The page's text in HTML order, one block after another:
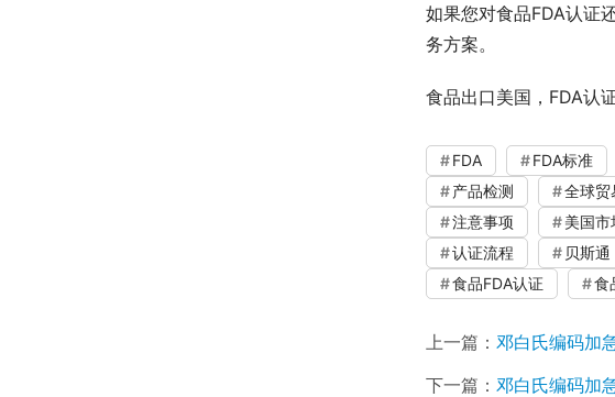
如果您对食品FDA认证
务方案。
食品出口美国，FDA认
FDA FDA标准
产品检测
全球贸
注意事项
美国市
认证流程
贝斯通
食品FDA认证
食
上一篇： 邓白氏编码加
下一篇： 邓白氏编码加